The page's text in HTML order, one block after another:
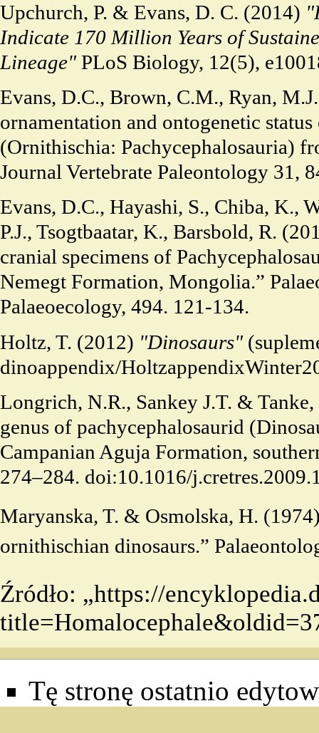
Upchurch, P. & Evans, D. C. (2014)
Indicate 170 Million Years of
Lineage"PLoS Biology, 12(5),
Evans, D.C., Brown, C.M., Ryan,
ornamentation and ontogenetic
(Ornithischia: Pachycephalosauria)
Journal Vertebrate Paleontology 31,
Evans, D.C., Hayashi, S., Chiba, K.,
P.J., Tsogtbaatar, K., Barsbold, R.
cranial specimens of
Nemegt Formation, Mongolia.”
Palaeoecology, 494. 121-134.
Holtz, T. (2012) "Dinosaurs"
Longrich, N.R., Sankey J.T. &
genus of pachycephalosaurid
Campanian Aguja Formation,
274–284. doi:10.1016/
Maryanska, T. & Osmolska, H.
ornithischian dinosaurs.”
Źródło: „https://
Tę stronę ostatnio